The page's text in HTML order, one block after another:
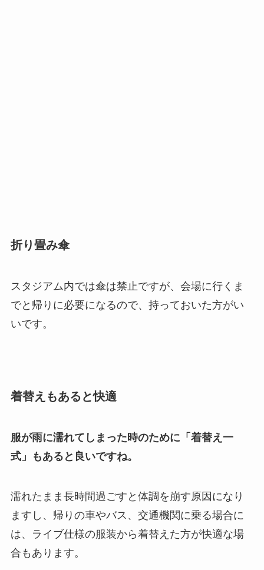
折り畳み傘
スタジアム内では傘は禁止ですが、会場に行くま
でと帰りに必要になるので、持っておいた方がい
いです。
着替えもあると快適
服が雨に濡れてしまった時のために「着替え一
式」もあると良いですね。
濡れたまま長時間過ごすと体調を崩す原因になり
ますし、帰りの車やバス、交通機関に乗る場合に
は、ライブ仕様の服装から着替えた方が快適な場
合もあります。